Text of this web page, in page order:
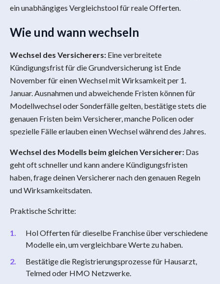
ein unabhängiges Vergleichstool für reale Offerten.
Wie und wann wechseln
Wechsel des Versicherers: Eine verbreitete
Kündigungsfrist für die Grundversicherung ist Ende
November für einen Wechsel mit Wirksamkeit per 1.
Januar. Ausnahmen und abweichende Fristen können für
Modellwechsel oder Sonderfälle gelten, bestätige stets die
genauen Fristen beim Versicherer, manche Policen oder
spezielle Fälle erlauben einen Wechsel während des Jahres.
Wechsel des Modells beim gleichen Versicherer: Das
geht oft schneller und kann andere Kündigungsfristen
haben, frage deinen Versicherer nach den genauen Regeln
und Wirksamkeitsdaten.
Praktische Schritte:
Hol Offerten für dieselbe Franchise über verschiedene
Modelle ein, um vergleichbare Werte zu haben.
Bestätige die Registrierungsprozesse für Hausarzt,
Telmed oder HMO Netzwerke.